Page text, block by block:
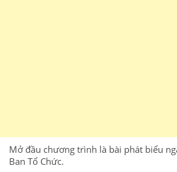
Mở đầu chương trình là bài phát biểu
Ban Tổ Chức.